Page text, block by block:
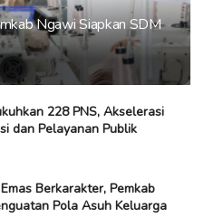
Ngawi Siapkan SDM
228 PNS, Akselerasi
dan Pelayanan Publik
Berkarakter, Pemkab
Pola Asuh Keluarga